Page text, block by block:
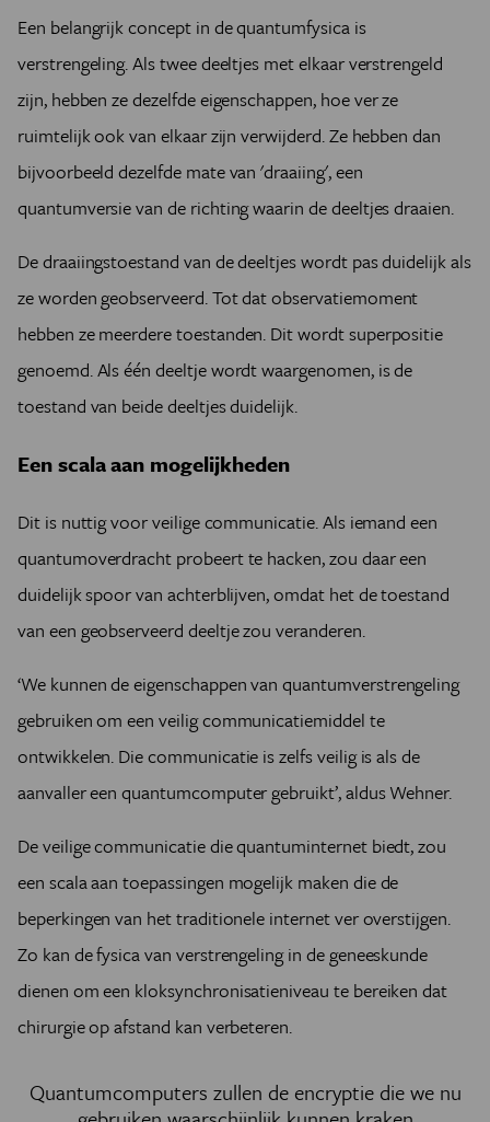
Een belangrijk concept in de quantumfysica is
verstrengeling. Als twee deeltjes met elkaar verstrengeld
zijn, hebben ze dezelfde eigenschappen, hoe ver ze
ruimtelijk ook van elkaar zijn verwijderd. Ze hebben dan
bijvoorbeeld dezelfde mate van 'draaiing', een
quantumversie van de richting waarin de deeltjes draaien.
De draaiingstoestand van de deeltjes wordt pas duidelijk als
ze worden geobserveerd. Tot dat observatiemoment
hebben ze meerdere toestanden. Dit wordt superpositie
genoemd. Als één deeltje wordt waargenomen, is de
toestand van beide deeltjes duidelijk.
Een scala aan mogelijkheden
Dit is nuttig voor veilige communicatie. Als iemand een
quantumoverdracht probeert te hacken, zou daar een
duidelijk spoor van achterblijven, omdat het de toestand
van een geobserveerd deeltje zou veranderen.
‘We kunnen de eigenschappen van quantumverstrengeling
gebruiken om een veilig communicatiemiddel te
ontwikkelen. Die communicatie is zelfs veilig is als de
aanvaller een quantumcomputer gebruikt’, aldus Wehner.
De veilige communicatie die quantuminternet biedt, zou
een scala aan toepassingen mogelijk maken die de
beperkingen van het traditionele internet ver overstijgen.
Zo kan de fysica van verstrengeling in de geneeskunde
dienen om een kloksynchronisatieniveau te bereiken dat
chirurgie op afstand kan verbeteren.
Quantumcomputers zullen de encryptie die we nu